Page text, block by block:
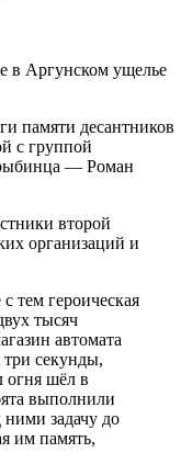
в Аргунском ущелье
памяти десантников
с группой
— Роман
второй
организаций и
тем героическая
тысяч
автомата
три секунды,
огня шёл в
выполнили
задачу до
им память,